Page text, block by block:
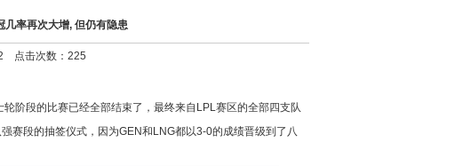
率再次大增, 但仍有隐患
点击次数：225
阶段的比赛已经全部结束了，最终来自LPL赛区的全部四支队
赛段的抽签仪式，因为GEN和LNG都以3-0的成绩晋级到了八